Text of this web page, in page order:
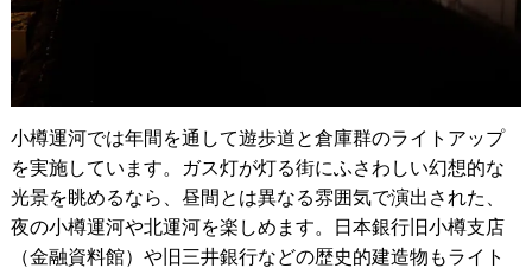
小樽運河では年間を通して遊歩道と倉庫群のライトアップ
を実施しています。ガス灯が灯る街にふさわしい幻想的な
光景を眺めるなら、昼間とは異なる雰囲気で演出された、
夜の小樽運河や北運河を楽しめます。日本銀行旧小樽支店
（金融資料館）や旧三井銀行などの歴史的建造物もライト